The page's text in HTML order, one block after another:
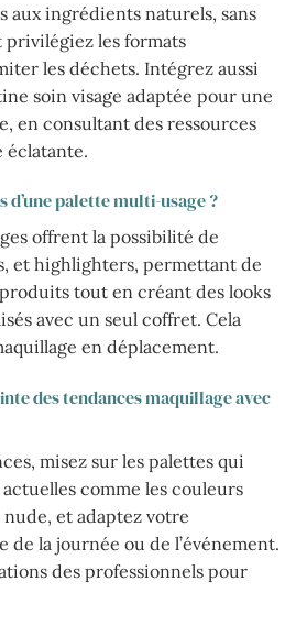
aux ingrédients naturels, sans
privilégiez les formats
les déchets. Intégrez aussi
soin visage adaptée pour une
en consultant des ressources
éclatante.
d’une palette multi-usage ?
offrent la possibilité de
et highlighters, permettant de
tout en créant des looks
avec un seul coffret. Cela
en déplacement.
des tendances maquillage avec
misez sur les palettes qui
comme les couleurs
et adaptez votre
de la journée ou de l’événement.
des professionnels pour